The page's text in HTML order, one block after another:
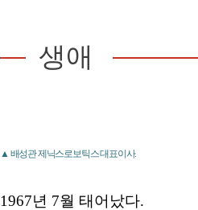
생애
▲ 배성관 제닉스로보틱스 대표이사.
1967년 7월 태어났다.